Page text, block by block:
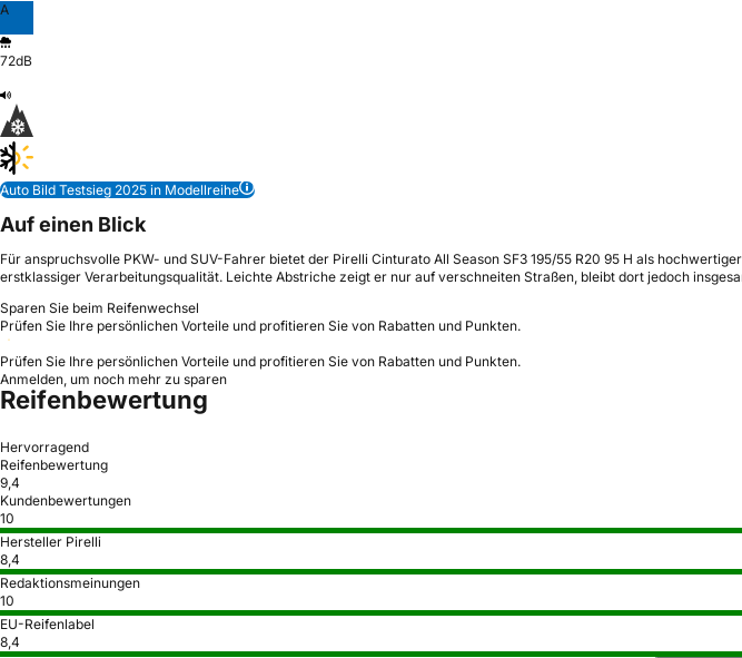
A
72dB
Auto Bild Testsieg 2025 in Modellreihe
Auf einen Blick
Für anspruchsvolle PKW- und SUV-Fahrer bietet der Pirelli Cinturato All Season SF3 195/55 R20 95 H als
erstklassiger Verarbeitungsqualität. Leichte Abstriche zeigt er nur auf verschneiten Straßen, bleibt dort jedoch
Sparen Sie beim Reifenwechsel
Prüfen Sie Ihre persönlichen Vorteile und profitieren Sie von Rabatten und Punkten.
Prüfen Sie Ihre persönlichen Vorteile und profitieren Sie von Rabatten und Punkten.
Anmelden, um noch mehr zu sparen
Reifenbewertung
Hervorragend
Reifenbewertung
9,4
Kundenbewertungen
10
Hersteller Pirelli
8,4
Redaktionsmeinungen
10
EU-Reifenlabel
8,4